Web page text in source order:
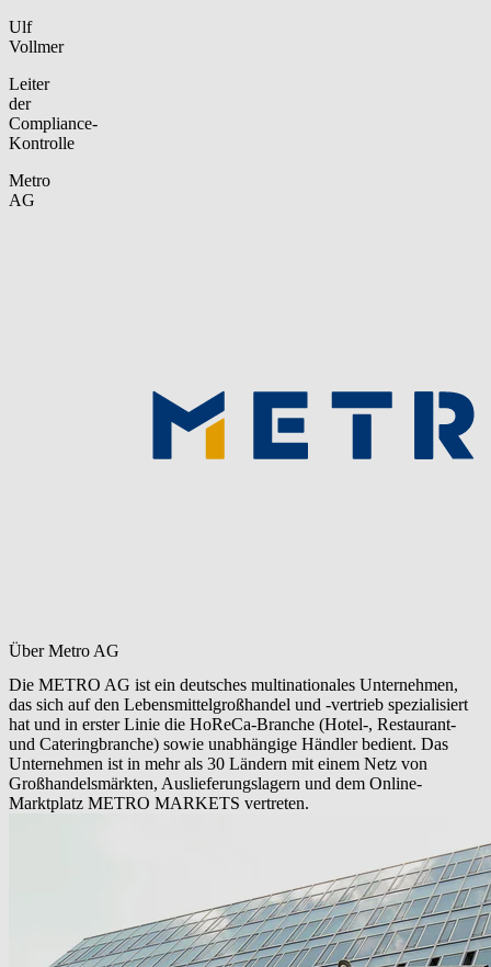
Ulf
Vollmer
Leiter
der
Compliance-
Kontrolle
Metro
AG
Über Metro AG
Die METRO AG ist ein deutsches multinationales Unternehmen,
das sich auf den Lebensmittelgroßhandel und -vertrieb spezialisiert
hat und in erster Linie die HoReCa-Branche (Hotel-, Restaurant-
und Cateringbranche) sowie unabhängige Händler bedient. Das
Unternehmen ist in mehr als 30 Ländern mit einem Netz von
Großhandelsmärkten, Auslieferungslagern und dem Online-
Marktplatz METRO MARKETS vertreten.